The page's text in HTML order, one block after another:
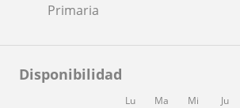
Primaria
Disponibilidad
Lu Ma Mi Ju